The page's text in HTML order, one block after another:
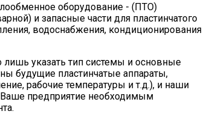
оборудование - (ПТО)
и запасные части для пластинчатого
водоснабжения, кондиционирования
лишь указать тип системы и основные
будущие пластинчатые аппараты,
рабочие температуры и т.д.), и наши
предприятие необходимым